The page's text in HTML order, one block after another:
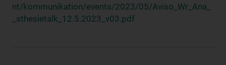
nt/kommunikation/events/2023/05/Aviso_Wr_Ana_
_sthesietalk_12.5.2023_v03.pdf